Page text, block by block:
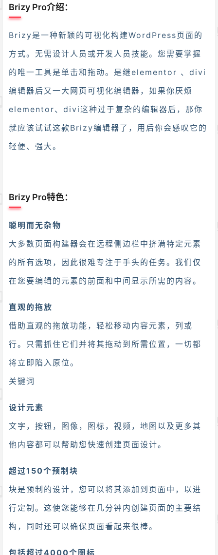
Brizy Pro介绍：
Brizy是一种新颖的可视化构建WordPress页面的
方式。无需设计人员或开发人员技能。您需要掌握
的唯一工具是单击和拖动。是继elementor 、divi
编辑器后又一大网页可视化编辑器，如果你厌烦
elementor、divi这种过于复杂的编辑器后，那你
就应该试试这款Brizy编辑器了，用后你会感叹它的
轻便、强大。
Brizy Pro特色：
聪明而无杂物
大多数页面构建器会在远程侧边栏中挤满特定元素
的所有选项，因此很难专注于手头的任务。我们仅
在您要编辑的元素的前面和中间显示所需的内容。
直观的拖放
借助直观的拖放功能，轻松移动内容元素，列或
行。只需抓住它们并将其拖动到所需位置，一切都
将立即陷入原位。
关键词
设计元素
文字，按钮，图像，图标，视频，地图以及更多其
他内容都可以帮助您快速创建页面设计。
超过150个预制块
块是预制的设计，您可以将其添加到页面中，以进
行定制。这使您能够在几分钟内创建页面的主要结
构，同时还可以确保页面看起来很棒。
包括超过4000个图标